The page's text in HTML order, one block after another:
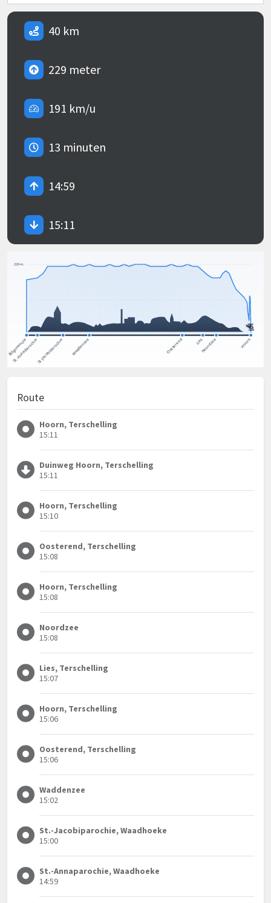
40 km
229 meter
191 km/u
13 minuten
14:59
15:11
Route
Hoorn, Terschelling
15:11
Duinweg Hoorn, Terschelling
15:11
Hoorn, Terschelling
15:10
Oosterend, Terschelling
15:08
Hoorn, Terschelling
15:08
Noordzee
15:08
Lies, Terschelling
15:07
Hoorn, Terschelling
15:06
Oosterend, Terschelling
15:06
Waddenzee
15:02
St.-Jacobiparochie, Waadhoeke
15:00
St.-Annaparochie, Waadhoeke
14:59